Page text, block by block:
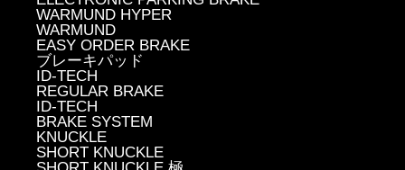
WARMUND HYPER
WARMUND
EASY ORDER BRAKE
ブレーキパッド
ID-TECH
REGULAR BRAKE
ID-TECH
BRAKE SYSTEM
KNUCKLE
SHORT KNUCKLE